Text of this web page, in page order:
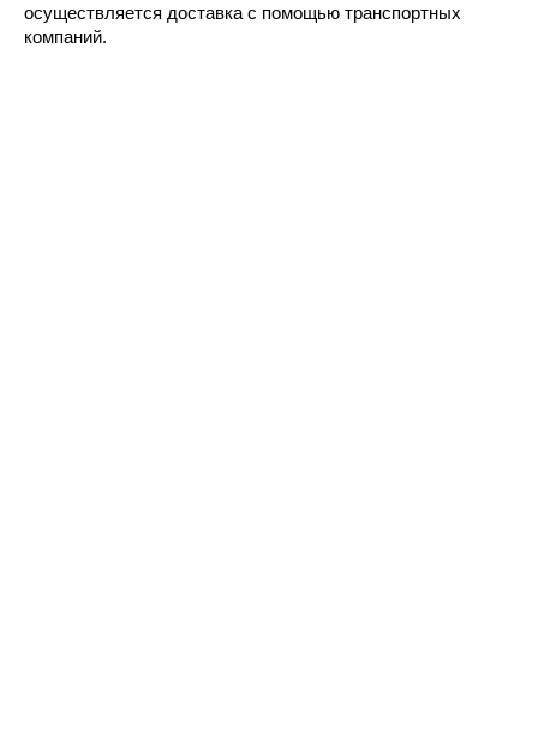
осуществляется доставка с помощью транспортных
компаний.